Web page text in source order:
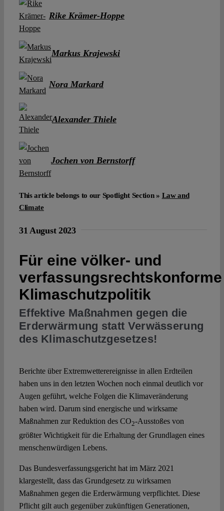
Rike Krämer-Hoppe
Markus Krajewski
Nora Markard
Alexander Thiele
Jochen von Bernstorff
This article belongs to our Spotlight Section » Law and
Climate
31 August 2023
Für eine völker- und
verfassungsrechtskonforme
Klimaschutzpolitik
Effektive Maßnahmen gegen die
Erderwärmung statt Verwässerung
des Klimaschutzgesetzes!
Berichte über Extremwetterereignisse in allen Erdteilen
haben uns in den letzten Wochen noch einmal deutlich vor
Augen geführt, welche Folgen die Klimaveränderung
haben wird. Darum sind energische und wirksame
Maßnahmen zur Reduktion des CO2-Ausstoßes von
größter Wichtigkeit für die Erhaltung der Grundlagen eines
menschenwürdigen Lebens.
Das Bundesverfassungsgericht hat im März 2021
klargestellt, dass das Grundgesetz zu wirksamen
Maßnahmen gegen die Erderwärmung verpflichtet. Diese
Pflicht gilt auch gegenüber zukünftigen Generationen,